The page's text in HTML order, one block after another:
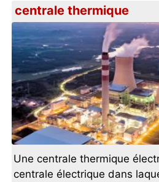
centrale thermique
Une centrale thermique
centrale électrique dans